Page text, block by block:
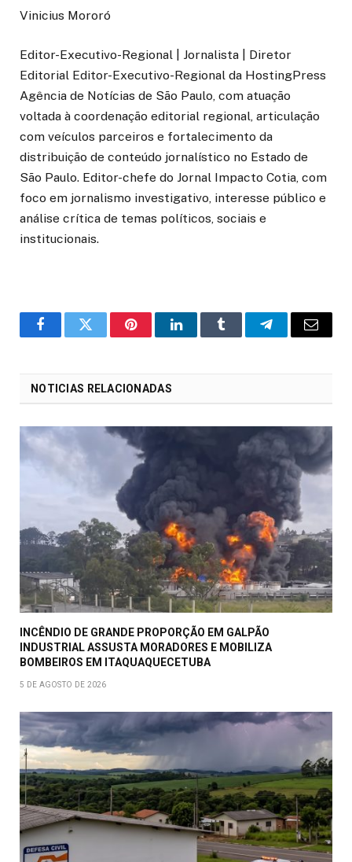
Vinicius Mororó
Editor-Executivo-Regional | Jornalista | Diretor
Editorial Editor-Executivo-Regional da HostingPress
Agência de Notícias de São Paulo, com atuação
voltada à coordenação editorial regional, articulação
com veículos parceiros e fortalecimento da
distribuição de conteúdo jornalístico no Estado de
São Paulo. Editor-chefe do Jornal Impacto Cotia, com
foco em jornalismo investigativo, interesse público e
análise crítica de temas políticos, sociais e
institucionais.
o
Twitter PinterestLinkedInTumblr Telegrama
E-
NOTICIAS RELACIONADAS
INCÊNDIO DE GRANDE PROPORÇÃO EM GALPÃO
INDUSTRIAL ASSUSTA MORADORES E MOBILIZA
BOMBEIROS EM ITAQUAQUECETUBA
5 DE AGOSTO DE 2026